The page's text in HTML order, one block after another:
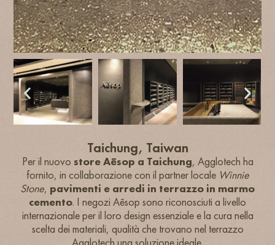
Taichung, Taiwan
Per il nuovo store Aēsop a Taichung, Agglotech ha
fornito, in collaborazione con il partner locale Winnie
Stone, pavimenti e arredi in terrazzo in marmo
cemento. I negozi Aēsop sono riconosciuti a livello
internazionale per il loro design essenziale e la cura nella
scelta dei materiali, qualità che trovano nel terrazzo